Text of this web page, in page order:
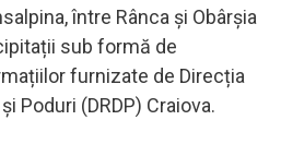
între Rânca și Obârșia
sub formă de
furnizate de Direcția
Poduri (DRDP) Craiova.